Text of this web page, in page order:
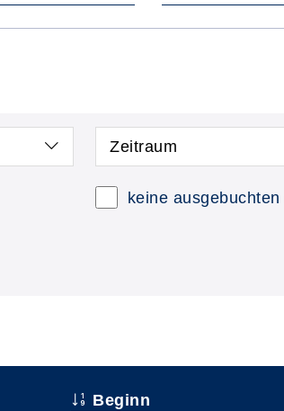
Zeitraum
keine ausgebuchten
Beginn